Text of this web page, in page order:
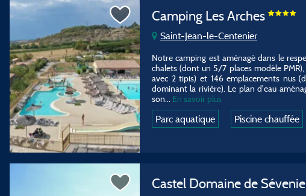
Camping Les Arches
Saint-Jean-le-Centenier
Notre camping est aménagé dans le
chalets (dont un 5/7 places modèle
avec 2 tipis) et 146 emplacements nus
dominant la rivière). Le plan d'eau
son
En savoir plus
Parc aquatique Piscine chauffée
Castel Domaine de